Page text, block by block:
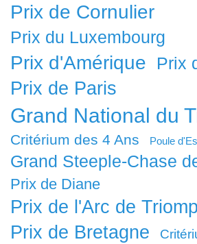
Prix de Cornulier
Prix du Luxembourg
Prix d'Amérique
Prix de Paris
Grand National du
Critérium des 4 Ans Poule
Grand Steeple-Chase
Prix de Diane
Prix de l'Arc de
Prix de Bretagne